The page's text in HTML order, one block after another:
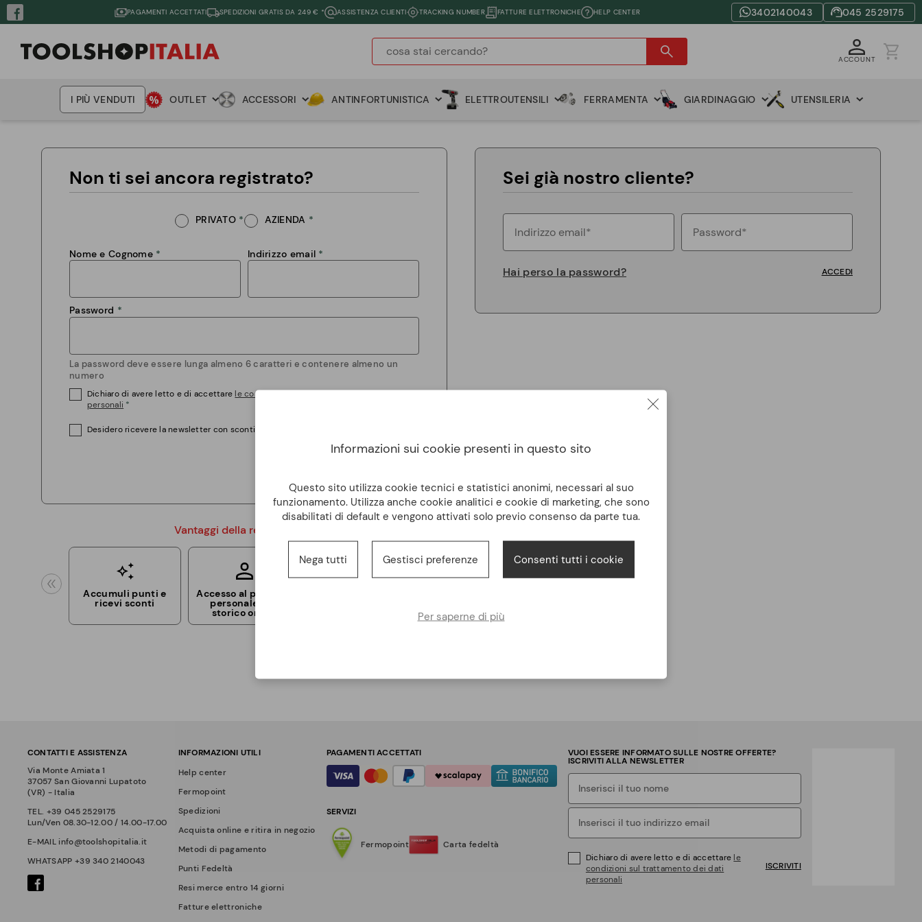
PAGAMENTI ACCETTATI SPEDIZIONI GRATIS DA 249 € * ASSISTENZA CLIENTI TRACKING NUMBER FATTURE ELETTRONICHE HELP CENTER 3402140043 045 2529175
ACCOUNT
I PIÙ VENDUTI OUTLET ACCESSORI ANTINFORTUNISTICA ELETTROUTENSILI FERRAMENTA GIARDINAGGIO UTENSILERIA
Sei già nostro cliente?
Hai perso la password? ACCEDI
Non ti sei ancora registrato?
PRIVATO AZIENDA
Nome e Cognome Indirizzo email
Password
La password deve essere lunga almeno 6 caratteri e contenere almeno un
numero
Dichiaro di avere letto e di accettare le condizioni sul trattamento dei dati
personali
Desidero ricevere la newsletter con sconti e promozioni
Vantaggi della registrazione
Accumuli punti e
ricevi sconti
Accesso al pannello
personale con
storico ordini
CONTATTI E ASSISTENZA
Via Monte Amiata 1
37057 San Giovanni Lupatoto
(VR) - Italia
TEL. +39 045 2529175
Lun/Ven 08.30-12.00 / 14.00-17.00
E-MAIL info@toolshopitalia.it
WHATSAPP +39 340 2140043
INFORMAZIONI UTILI
Help center
Fermopoint
Spedizioni
Acquista online e ritira in negozio
Metodi di pagamento
Punti Fedeltà
Resi merce entro 14 giorni
Fatture elettroniche
PAGAMENTI ACCETTATI
SERVIZI
Fermopoint Carta fedeltà
VUOI ESSERE INFORMATO SULLE NOSTRE OFFERTE?
ISCRIVITI ALLA NEWSLETTER
Dichiaro di avere letto e di accettare le
condizioni sul trattamento dei dati
personali
ISCRIVITI
Informazioni sui cookie presenti in questo sito
Questo sito utilizza cookie tecnici e statistici anonimi, necessari al suo
funzionamento. Utilizza anche cookie analitici e cookie di marketing, che sono
disabilitati di default e vengono attivati solo previo consenso da parte tua.
Nega tutti Gestisci preferenze Consenti tutti i cookie
Per saperne di più